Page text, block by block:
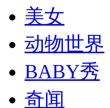
走！跟着总书记去植树
美女
动物世界
BABY秀
奇闻